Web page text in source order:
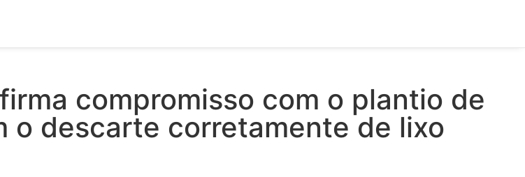
compromisso com o plantio de
o descarte corretamente de lixo